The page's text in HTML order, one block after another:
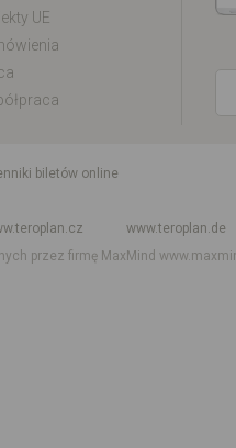
UE
biletów online
www.teroplan.de
przez firmę MaxMind